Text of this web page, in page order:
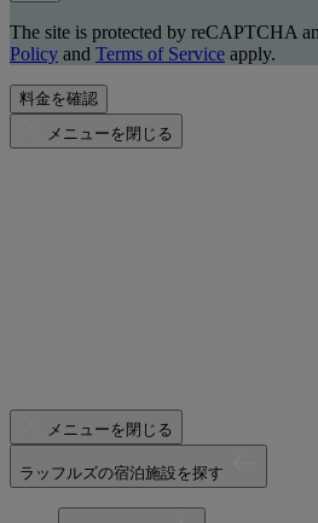
The site is protected by reCAPTCHA
Policy and Terms of Service apply.
料金を確認
メニューを閉じる
メニューを閉じる
ラッフルズの宿泊施設を探す